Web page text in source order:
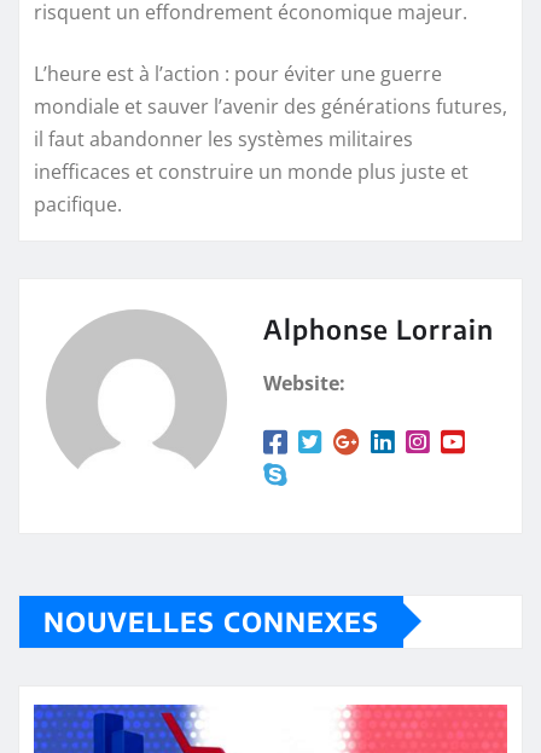
risquent un effondrement économique majeur.
L’heure est à l’action : pour éviter une guerre
mondiale et sauver l’avenir des générations futures,
il faut abandonner les systèmes militaires
inefficaces et construire un monde plus juste et
pacifique.
Alphonse Lorrain
Website:
NOUVELLES CONNEXES